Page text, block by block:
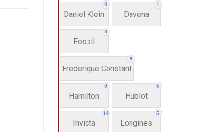
0
Daniel Klein
1
Davena
0
Fossil
9
Frederique Constant
0
Hamilton
5
Hublot
14
Invicta
5
Longines